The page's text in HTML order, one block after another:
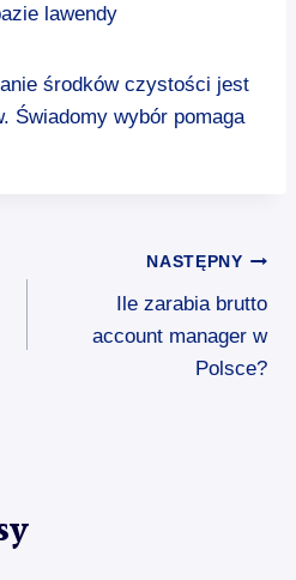
lawendy
środków czystości jest
Świadomy wybór pomaga
NASTĘPNY
Ile zarabia brutto
account manager w
Polsce?